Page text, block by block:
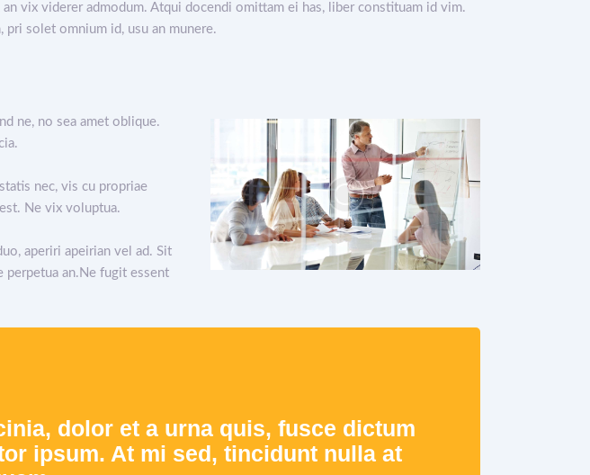
vix viderer admodum. Atqui docendi omittam ei has, liber constituam id vim.
pri solet omnium id, usu an munere.
ne, no sea amet oblique.
nec, vis cu propriae
Ne vix voluptua.
aperiri apeirian vel ad. Sit
perpetua an.Ne fugit essent
dolor et a urna quis, fusce dictum
ipsum. At mi sed, tincidunt nulla at